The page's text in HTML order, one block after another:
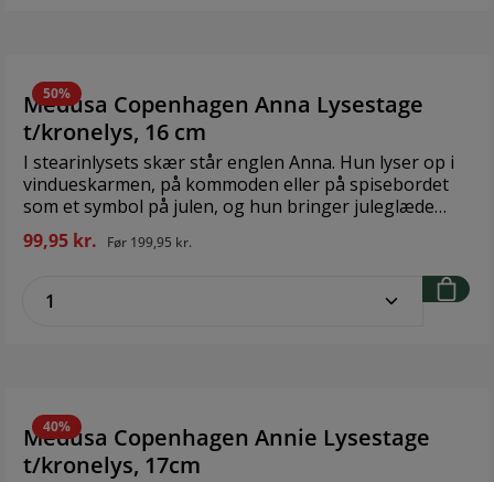
50%
Medusa Copenhagen Anna Lysestage
t/kronelys, 16 cm
I stearinlysets skær står englen Anna. Hun lyser op i
vindueskarmen, på kommoden eller på spisebordet
som et symbol på julen, og hun bringer juleglæde
med sig. Anna er en lysestage, som passer til
almindelige lys. Design: Medusa-Copenhagen
99,95 kr. Før 199,95 kr.
40%
Medusa Copenhagen Annie Lysestage
t/kronelys, 17cm